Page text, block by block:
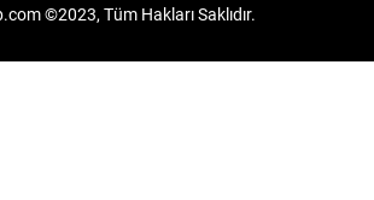
©2023, Tüm Hakları Saklıdır.